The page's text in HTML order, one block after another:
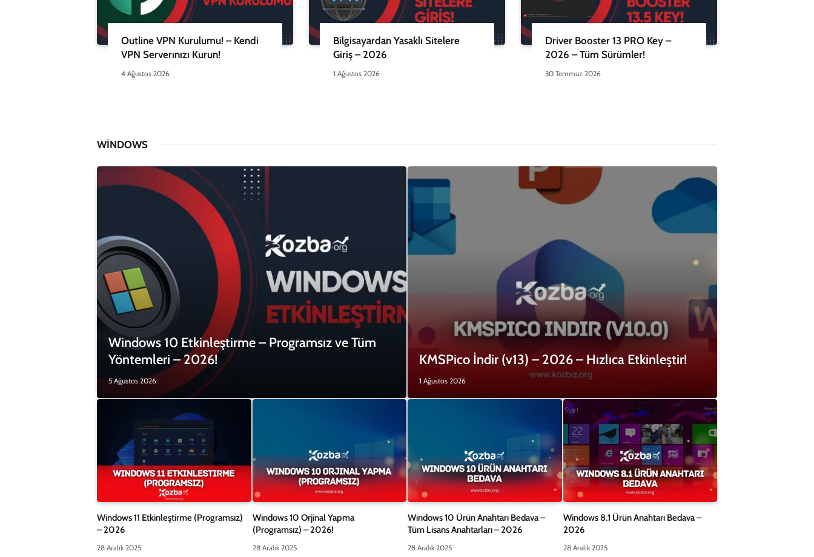
Outline VPN Kurulumu! – Kendi
VPN Serverınızı Kurun!
4 Ağustos 2026
Bilgisayardan Yasaklı Sitelere
Giriş – 2026
1 Ağustos 2026
Driver Booster 13 PRO Key –
2026 – Tüm Sürümler!
30 Temmuz 2026
WINDOWS
Windows 10 Etkinleştirme – Programsız ve Tüm
Yöntemleri – 2026!
5 Ağustos 2026
KMSPico İndir (v13) – 2026 – Hızlıca Etkinleştir!
1 Ağustos 2026
Windows 11 Etkinleştirme (Programsız)
– 2026
28 Aralık 2025
Windows 10 Orjinal Yapma
(Programsız) – 2026!
28 Aralık 2025
Windows 10 Ürün Anahtarı Bedava –
Tüm Lisans Anahtarları – 2026
28 Aralık 2025
Windows 8.1 Ürün Anahtarı Bedava –
2026
28 Aralık 2025